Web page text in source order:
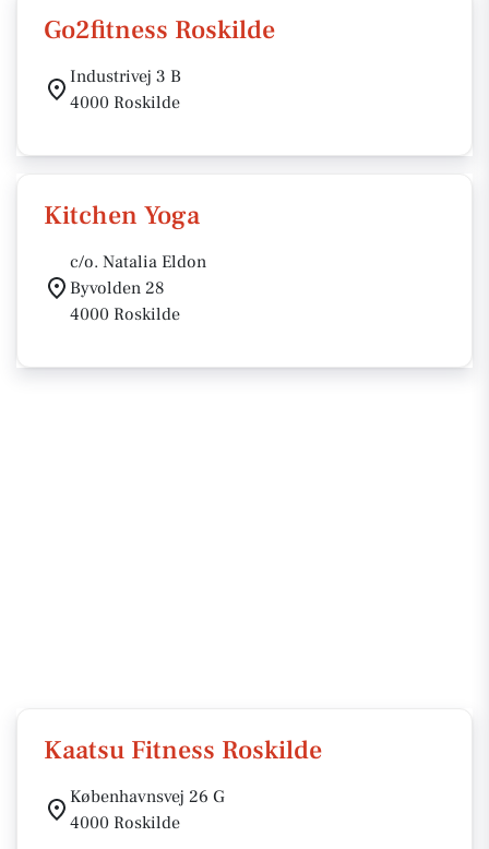
Go2fitness Roskilde
Industrivej 3 B
4000 Roskilde
Kitchen Yoga
c/o. Natalia Eldon
Byvolden 28
4000 Roskilde
Kaatsu Fitness Roskilde
Københavnsvej 26 G
4000 Roskilde